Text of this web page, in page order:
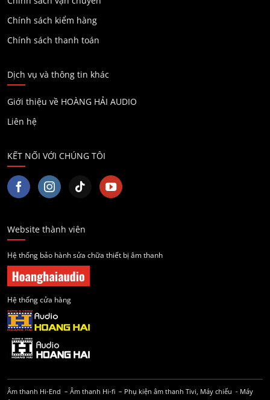
Chính sách kiểm hàng
Chính sách thanh toán
Dịch vụ và thông tin khác
Giới thiệu về HOÀNG HẢI AUDIO
Liên hệ
KẾT NỐI VỚI CHÚNG TÔI
Website thành viên
Hệ thống bảo hành sửa chữa thiết bị âm thanh
Hệ thống cửa hàng
Âm thanh Hi-End – Âm thanh Hi-fi – Phụ kiện âm thanh Tivi, Máy chiếu - Máy